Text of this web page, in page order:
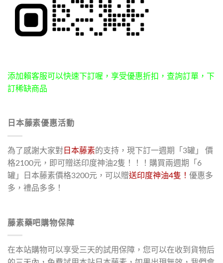
添加賴客服可以快速下訂喔，享受優惠折扣，查詢訂單，下
訂稀缺商品
日本藤素優惠活動
為了感謝大家對 日本藤素的支持，現下訂一週期「3罐」 價
格2100元，即可贈送印度神油2隻！！！購買兩週期「6
罐」日本藤素價格3200元，可以贈送印度神油4隻！ 優惠多
多，禮品多多！
藤素藥吧購物保障
在本站購物可以享受三天的試用保障，您可以在收到貨物后